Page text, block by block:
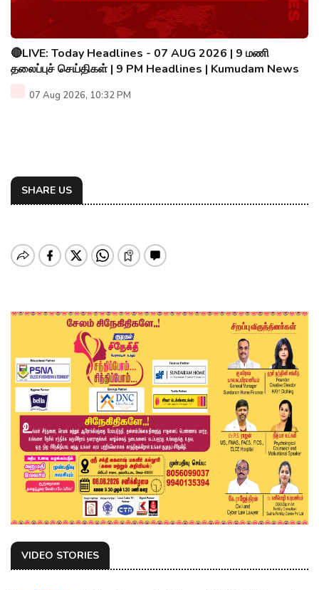
🔴LIVE: Today Headlines - 07 AUG 2026 | 9 மணி
தலைப்புச் செய்திகள் | 9 PM Headlines | Kumudam News
07 Aug 2026, 10:32 PM
SHARE US
VIDEO STORIES